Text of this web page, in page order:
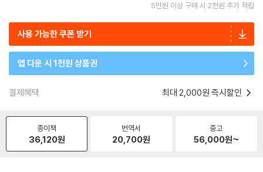
5만원 이상 구매 시 2천원 추가 적립
사용 가능한 쿠폰 받기
앱 다운 시 1천원 상품권
결제혜택 최대 2,000원 즉시할인
종이책
36,120원
번역서
20,700원
중고
56,000원~